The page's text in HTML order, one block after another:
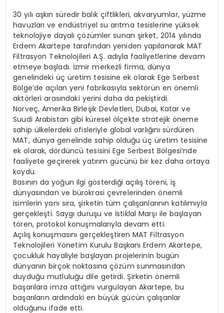
30 yılı aşkın süredir balık çiftlikleri, akvaryumlar, yüzme
havuzları ve endüstriyel su arıtma tesislerine yüksek
teknolojiye dayalı çözümler sunan şirket, 2014 yılında
Erdem Akartepe tarafından yeniden yapılanarak MAT
Filtrasyon Teknolojileri A.Ş. adıyla faaliyetlerine devam
etmeye başladı. İzmir merkezli firma, dünya
genelindeki üç üretim tesisine ek olarak Ege Serbest
Bölge’de açılan yeni fabrikasıyla sektörün en önemli
aktörleri arasındaki yerini daha da pekiştirdi.
Norveç, Amerika Birleşik Devletleri, Dubai, Katar ve
Suudi Arabistan gibi küresel ölçekte stratejik öneme
sahip ülkelerdeki ofisleriyle global varlığını sürdüren
MAT, dünya genelinde sahip olduğu üç üretim tesisine
ek olarak, dördüncü tesisini Ege Serbest Bölgesi’nde
faaliyete geçirerek yatırım gücünü bir kez daha ortaya
koydu.
Basının da yoğun ilgi gösterdiği açılış töreni, iş
dünyasından ve bürokrasi çevrelerinden önemli
isimlerin yanı sıra, şirketin tüm çalışanlarının katılımıyla
gerçekleşti. Saygı duruşu ve İstiklal Marşı ile başlayan
tören, protokol konuşmalarıyla devam etti.
Açılış konuşmasını gerçekleştiren MAT Filtrasyon
Teknolojileri Yönetim Kurulu Başkanı Erdem Akartepe,
çocukluk hayaliyle başlayan projelerinin bugün
dünyanın birçok noktasına çözüm sunmasından
duyduğu mutluluğu dile getirdi. Şirketin önemli
başarılara imza attığını vurgulayan Akartepe, bu
başarıların ardındaki en büyük gücün çalışanlar
olduğunu ifade etti.